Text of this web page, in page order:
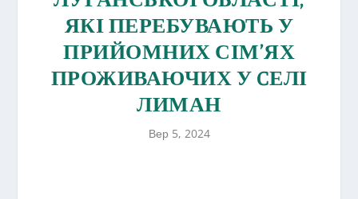
ЯКІ ПЕРЕБУВАЮТЬ У
ПРИЙОМНИХ СІМ’ЯХ
ПРОЖИВАЮЧИХ У CЕЛІ
ЛИМАН
Вер 5, 2024